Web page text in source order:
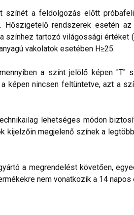
színét a feldolgozás előtt
Hőszigetelő rendszerek esetén
színhez tartozó világossági értéket
vakolatok esetében H≥25.
a színt jelölő képen
képen nincsen feltüntetve, azt a
lehetséges módon
kijelzőin megjelenő színek a
a megrendelést követően,
nem vonatkozik a 14 napos